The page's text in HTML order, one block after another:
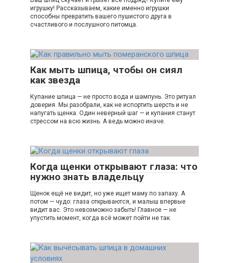
игрушку! Рассказываем, какие именно игрушки
способны превратить вашего пушистого друга в
счастливого и послушного питомца.
Как мыть шпица, чтобы он сиял
как звезда
Купание шпица — не просто вода и шампунь. Это ритуал
доверия. Мы разобрали, как не испортить шерсть и не
напугать щенка. Один неверный шаг — и купания станут
стрессом на всю жизнь. А ведь можно иначе.
Когда щенки открывают глаза: что
нужно знать владельцу
Щенок ещё не видит, но уже ищет маму по запаху. А
потом — чудо: глаза открываются, и малыш впервые
видит вас. Это невозможно забыть! Главное — не
упустить момент, когда всё может пойти не так.